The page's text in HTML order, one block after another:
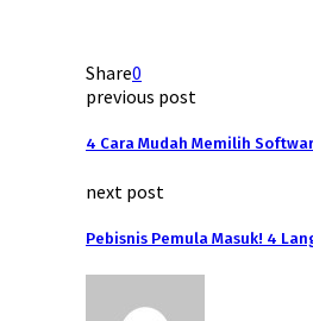
Share0
previous post
4 Cara Mudah Memilih
next post
Pebisnis Pemula Masuk! 4